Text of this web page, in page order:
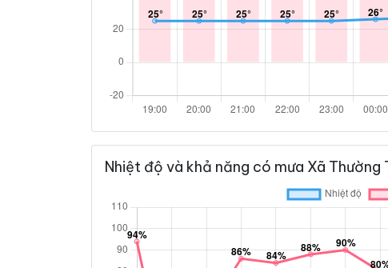
Nhiệt độ và khả năng có mưa Xã Thường